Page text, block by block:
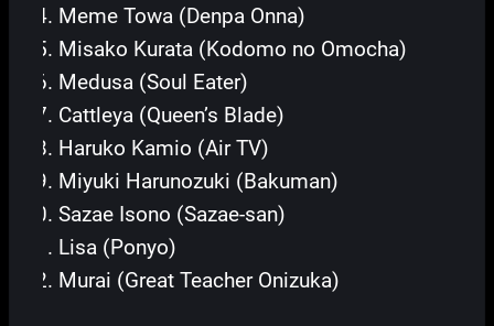
Meme Towa (Denpa Onna)
Misako Kurata (Kodomo no Omocha)
Medusa (Soul Eater)
Cattleya (Queen’s Blade)
Haruko Kamio (Air TV)
Miyuki Harunozuki (Bakuman)
Sazae Isono (Sazae-san)
Lisa (Ponyo)
Murai (Great Teacher Onizuka)